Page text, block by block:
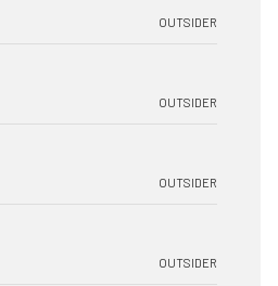
OUTSIDER
OUTSIDER
OUTSIDER
OUTSIDER